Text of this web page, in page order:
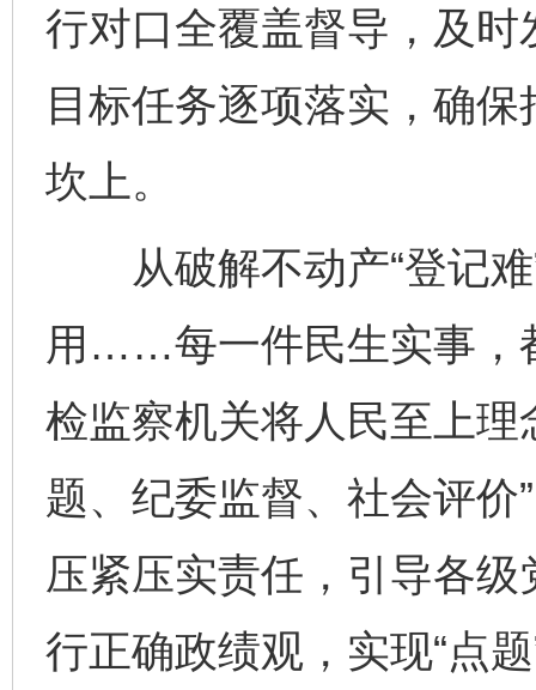
行对口全覆盖督导，及
目标任务逐项落实，确
坎上。
从破解不动产“登记难
用……每一件民生实事，
检监察机关将人民至上理
题、纪委监督、社会评价
压紧压实责任，引导各
行正确政绩观，实现“点